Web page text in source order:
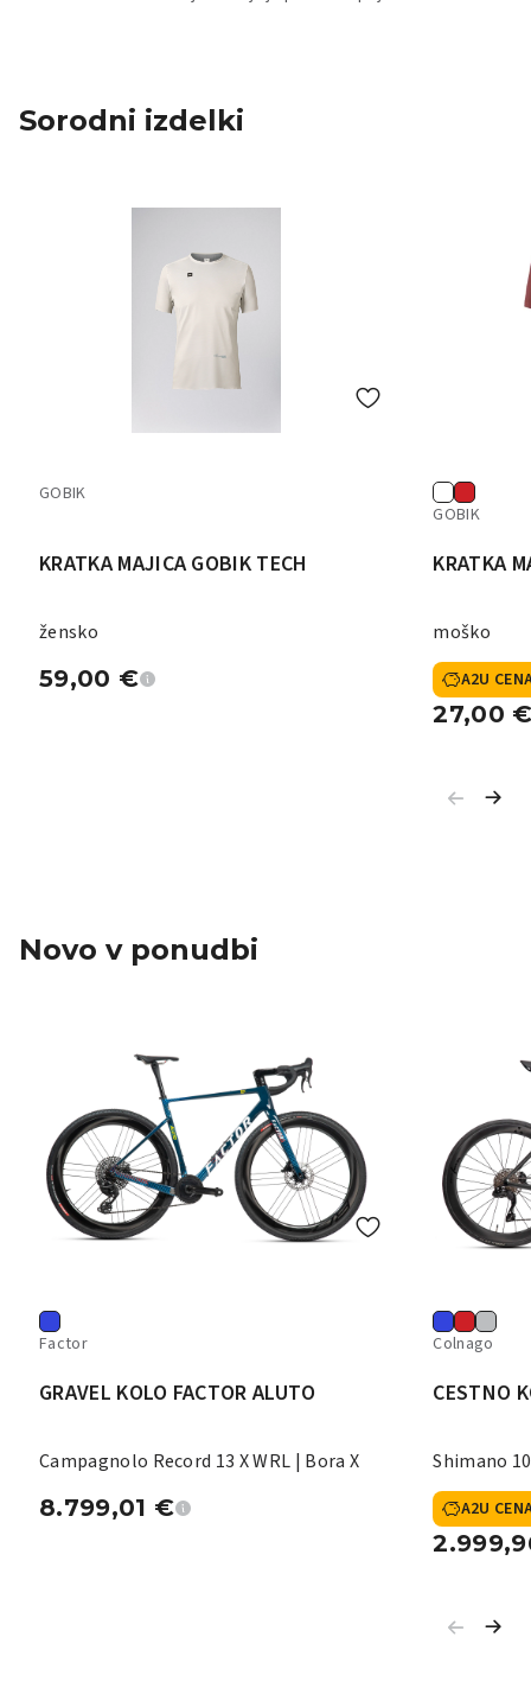
Sorodni izdelki
GOBIK
KRATKA MAJICA GOBIK TECH
žensko
59,00 €
GOBIK
KRATKA
moško
A2U
27,00
Novo v ponudbi
Factor
GRAVEL KOLO FACTOR ALUTO
Campagnolo Record 13 X WRL | Bora X
8.799,01 €
Colnago
CESTNO
Shimano
A2U